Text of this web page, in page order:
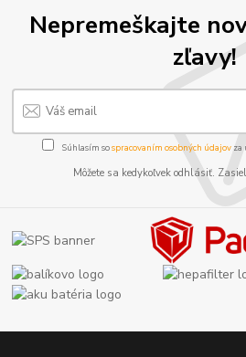
Nepremeškajte
zľavy!
Súhlasím sospracovaním osobných údajov za
Môžete sa kedykoľvek odhlásiť.